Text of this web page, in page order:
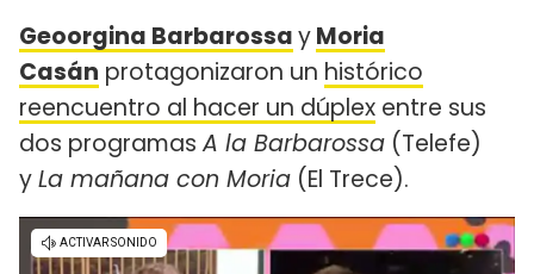
Geoorgina BarbarossayMoria
Casán protagonizaron un histórico
reencuentro al hacer un dúplex entre sus
dos programasA la Barbarossa (Telefe)
yLa mañana con Moria (El Trece).